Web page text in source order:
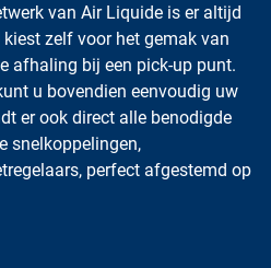
van Air Liquide is er altijd
zelf voor het gemak van
afhaling bij een pick-up punt.
u bovendien eenvoudig uw
er ook direct alle benodigde
snelkoppelingen,
perfect afgestemd op